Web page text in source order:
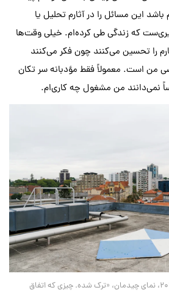
باشد این مسائل را در آثارم تحلیل یا
که زندگی طی کرده‌ام. خیلی وقت‌ها
را تحسین می‌کنند چون فکر می‌کنند
من است. معمولاً فقط مؤدبانه سر تکان
نمی‌دانند من مشغول چه کاری‌ام.
مطالعه‌ی یک سپر آبی، ۲۰۱۰-۲۰۱۷، نمای چیدمان، «ترک شده. چیزی که اتفاق